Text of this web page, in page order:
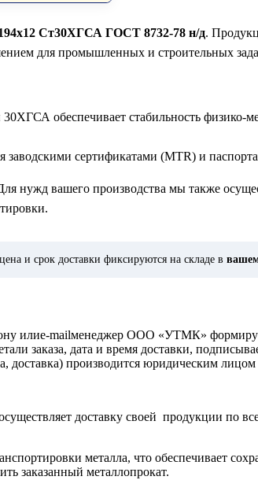
Ст30ХГСА ГОСТ 8732-78 н/д.
для промышленных и строительных
обеспечивает стабильность физико-
заводскими сертификатами (MTR) и
нужд вашего производства мы также
и срок доставки фиксируются на складе в
илиe-mailменеджер ООО «УТМК»
заказа, дата и время доставки,
доставка) производится юридическим
доставку своей продукции по
металла, что обеспечивает
заказанный металлопрокат.